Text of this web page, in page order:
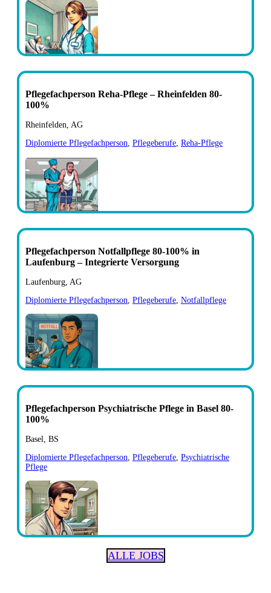
Pflegefachperson Reha-Pflege – Rheinfelden 80-
100%
Rheinfelden, AG
Diplomierte Pflegefachperson Pflegeberufe Reha-Pflege
Pflegefachperson Notfallpflege 80-100% in
Laufenburg – Integrierte Versorgung
Laufenburg, AG
Diplomierte Pflegefachperson Pflegeberufe Notfallpflege
Pflegefachperson Psychiatrische Pflege in Basel 80-
100%
Basel, BS
Diplomierte Pflegefachperson Pflegeberufe Psychiatrische
Pflege
ALLE JOBS